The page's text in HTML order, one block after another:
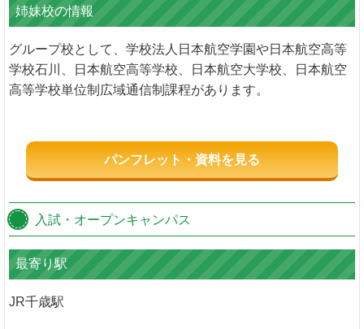
姉妹校の情報
グループ校として、学校法人日本航空学園や日本航空高等
学校石川、日本航空高等学校、日本航空大学校、日本航空
高等学校単位制広域通信制課程があります。
パンフレット・資料を見る
入試・オープンキャンパス
最寄り駅
JR千歳駅